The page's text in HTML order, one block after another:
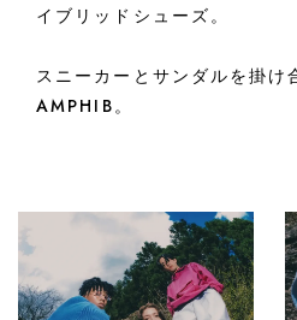
イブリッドシューズ。
スニーカーとサンダルを掛
AMPHIB。